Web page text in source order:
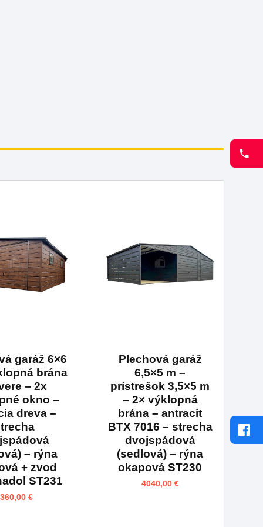
garáž 6×6
brána
– 2x
okno –
dreva –
– rýna
+ zvod
ST231
€
Plechová garáž
6,5×5 m –
prístrešok 3,5×5 m
– 2× výklopná
brána – antracit
BTX 7016 – strecha
dvojspádová
(sedlová) – rýna
okapová ST230
4040,00 €